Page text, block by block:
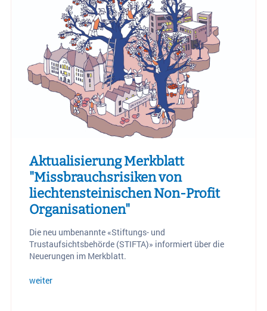
Aktualisierung Merkblatt
"Missbrauchsrisiken von
liechtensteinischen Non-Profit
Organisationen"
Die neu umbenannte «Stiftungs- und
Trustaufsichtsbehörde (STIFTA)» informiert über die
Neuerungen im Merkblatt.
weiter